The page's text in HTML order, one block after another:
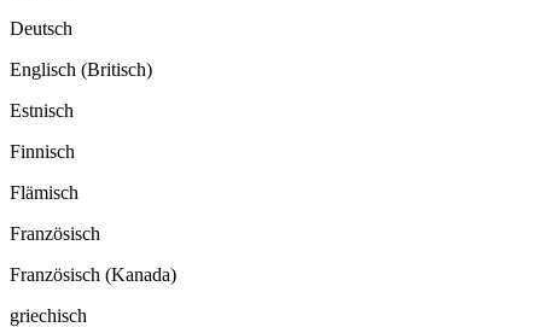
Deutsch
Englisch (Britisch)
Estnisch
Finnisch
Flämisch
Französisch
Französisch (Kanada)
griechisch